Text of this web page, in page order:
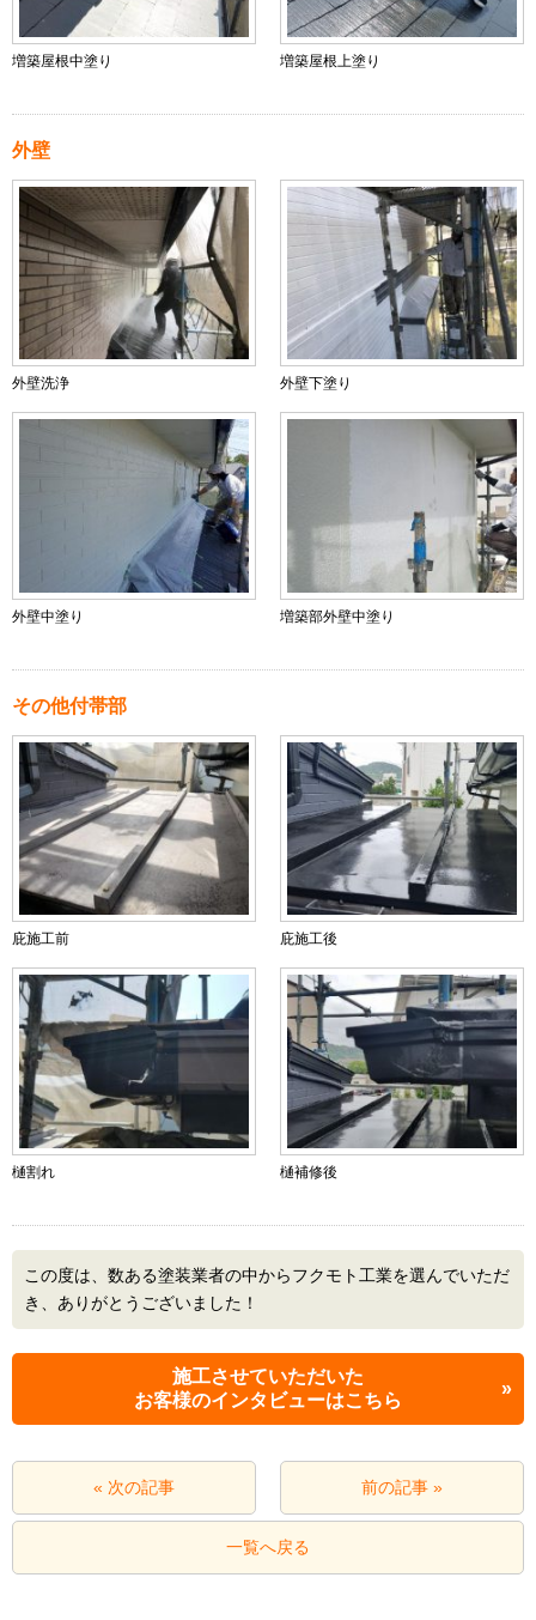
増築屋根中塗り 増築屋根上塗り
外壁
外壁洗浄 外壁下塗り
外壁中塗り 増築部外壁中塗り
その他付帯部
庇施工前 庇施工後
樋割れ 樋補修後
この度は、数ある塗装業者の中からフクモト工業を選んでいただ
き、ありがとうございました！
施工させていただいた
お客様のインタビューはこちら
« 次の記事 前の記事 »
一覧へ戻る